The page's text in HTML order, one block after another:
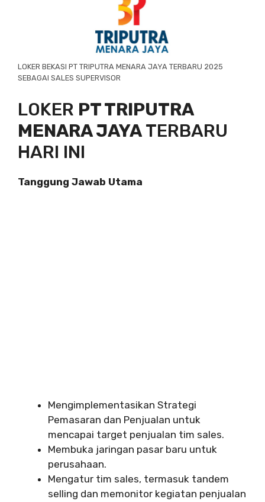
LOKER BEKASI PT TRIPUTRA MENARA JAYA TERBARU 2025
SEBAGAI SALES SUPERVISOR
LOKER PT TRIPUTRA
MENARA JAYATERBARU
HARI INI
Tanggung Jawab Utama
Mengimplementasikan Strategi
Pemasaran dan Penjualan untuk
mencapai target penjualan tim sales.
Membuka jaringan pasar baru untuk
perusahaan.
Mengatur tim sales, termasuk tandem
selling dan memonitor kegiatan penjualan